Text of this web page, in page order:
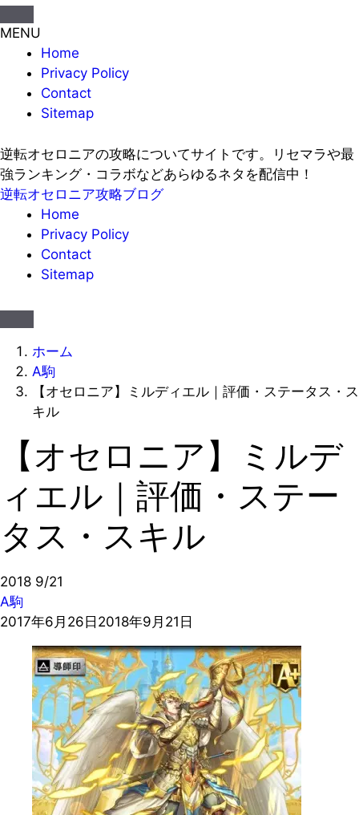
MENU
Home
Privacy Policy
Contact
Sitemap
逆転オセロニアの攻略についてサイトです。リセマラや最
強ランキング・コラボなどあらゆるネタを配信中！
逆転オセロニア攻略ブログ
Home
Privacy Policy
Contact
Sitemap
ホーム
A駒
【オセロニア】ミルディエル｜評価・ステータス・ス
キル
【オセロニア】ミルデ
ィエル｜評価・ステー
タス・スキル
2018 9/21
A駒
2017年6月26日 2018年9月21日